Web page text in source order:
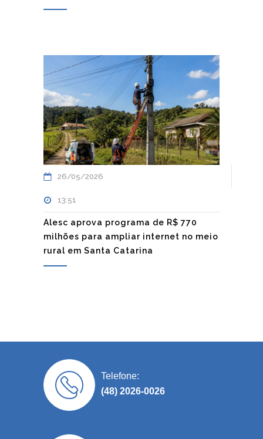
26/05/2026
13:51
Alesc aprova programa de R$ 770
milhões para ampliar internet no meio
rural em Santa Catarina
Telefone:
(48) 2026-0026